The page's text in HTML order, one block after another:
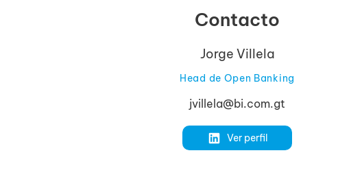
Contacto
Jorge Villela
Head de Open Banking
jvillela@bi.com.gt
Ver perfil